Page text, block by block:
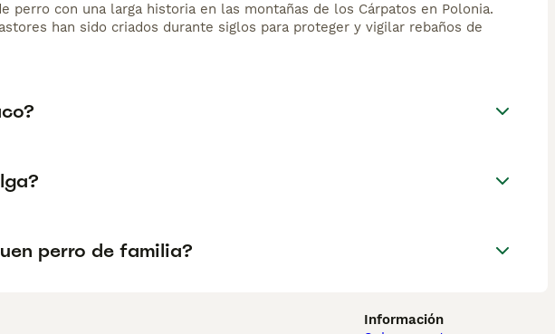
perro con una larga historia en las montañas de los Cárpatos en Polonia.
han sido criados durante siglos para proteger y vigilar rebaños de
perro de familia?
Información